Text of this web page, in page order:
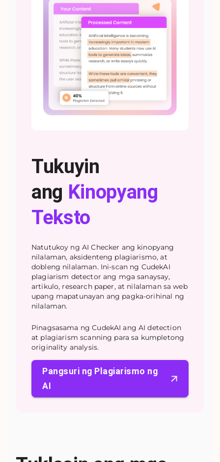
Tukuyin
ang Kinopyang
Teksto
Natutukoy ng AI Checker ang kinopyang
nilalaman, aksidenteng plagiarismo, at
dobleng nilalaman. Ini-scan ng CudekAI
plagiarism detector ang mga sanaysay,
artikulo, research paper, at nilalaman sa web
upang mapatunayan ang pagka-orihinal ng
nilalaman.
Pinagsasama ng CudekAI ang AI detection
at plagiarism scanning para sa kumpletong
originality analysis.
Pangsuri ng Plagiarismo ng
AI